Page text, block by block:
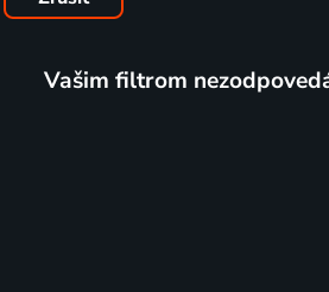
Vašim filtrom